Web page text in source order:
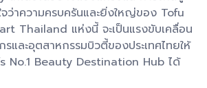
จว่าความครบครันและยิ่งใหญ่ของ Tofu
Thailand แห่งนี้ จะเป็นแรงขับเคลื่อน
และอุตสาหกรรมบิวตี้ของประเทศไทยให้
No.1 Beauty Destination Hub ได้